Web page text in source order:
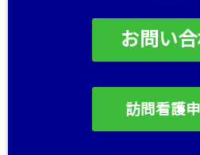
お問い
訪問看護